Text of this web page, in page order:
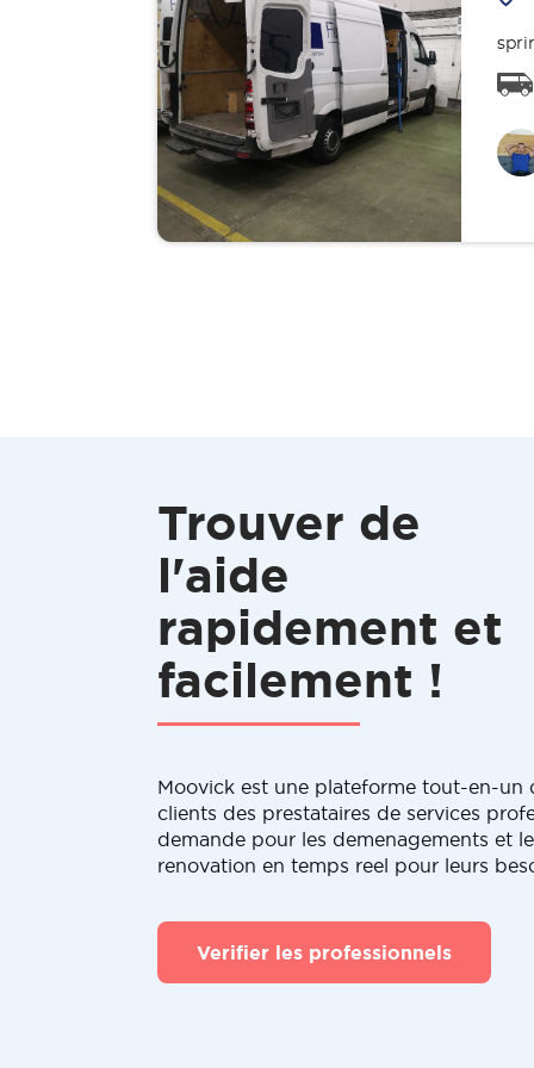
Trouver de
l'aide
rapidement et
facilement !
Moovick est une plateforme tout-en-un
clients des prestataires de services
demande pour les demenagements et
renovation en temps reel pour leurs
Verifier les professionnels